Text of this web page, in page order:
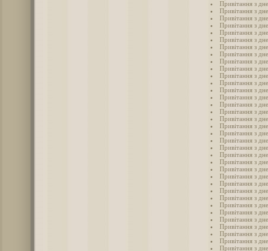
Привітання з
Привітання з
Привітання з
Привітання з
Привітання з
Привітання з
Привітання з
Привітання з
Привітання з
Привітання з
Привітання з
Привітання з
Привітання з
Привітання з
Привітання з
Привітання з
Привітання з
Привітання з
Привітання з
Привітання з
Привітання з
Привітання з
Привітання з
Привітання з
Привітання з
Привітання з
Привітання з
Привітання з
Привітання з
Привітання з
Привітання з
Привітання з
Привітання з
Привітання з
Привітання з